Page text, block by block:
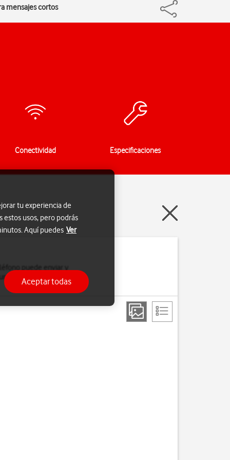
mensajes cortos
Conectividad Especificaciones
el teléfono para
tu experiencia de
estos usos, pero podrás
Aquí puedes Ver
Aceptar todas